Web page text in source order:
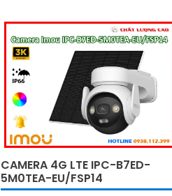
CAMERA 4G LTE IPC-B7ED-
5M0TEA-EU/FSP14